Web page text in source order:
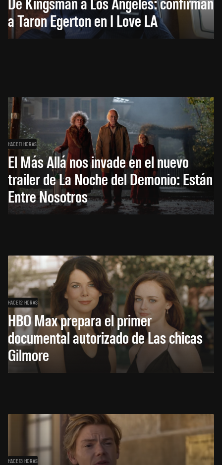
a Taron Egerton en I Love LA
HACE 11 HORAS
El Más Allá nos invade en el nuevo
trailer de La Noche del Demonio: Están
Entre Nosotros
HACE 12 HORAS
HBO Max prepara el primer
documental autorizado de Las chicas
Gilmore
HACE 13 HORAS